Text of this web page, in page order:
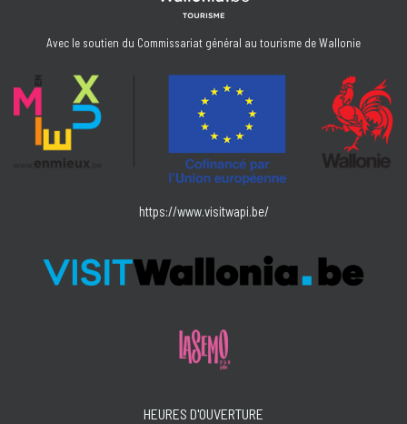
Avec le soutien du Commissariat général au tourisme de Wallonie
https://www.visitwapi.be/
HEURES D'OUVERTURE